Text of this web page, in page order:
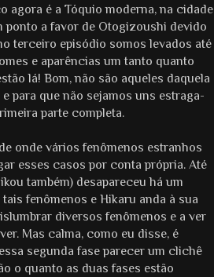
agora é a Tóquio moderna, na cidade
ponto a favor de Otogizoushi devido
terceiro episódio somos levados até
e aparências um tanto quanto
lá! Bom, não são aqueles daquela
para que não sejamos uns estraga-
parte completa.
onde vários fenômenos estranhos
esses casos por conta própria. Até
também) desapareceu há um
fenômenos e Hikaru anda à sua
diversos fenômenos e a ver
Mas calma, como eu disse, é
segunda fase parecer um clichê
o quanto as duas fases estão